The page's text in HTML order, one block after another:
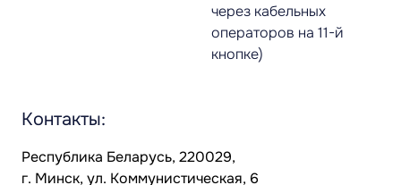
через кабельных
операторов на 11-й
кнопке)
Контакты:
Республика Беларусь, 220029,
г. Минск, ул. Коммунистическая, 6